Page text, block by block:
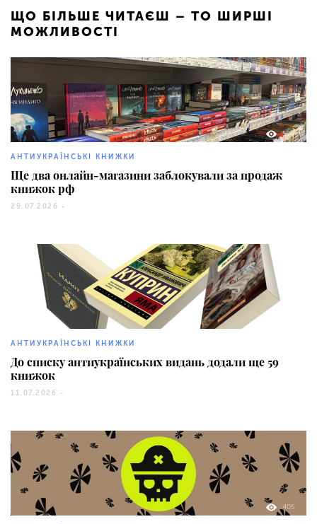
ЩО БІЛЬШЕ ЧИТАЄШ – ТО ШИРШІ
МОЖЛИВОСТІ
584
АНТИУКРАЇНСЬКІ КНИЖКИ
Ще два онлайн-магазини заблокували за продаж
книжок рф
29.07.2026 -
АНТИУКРАЇНСЬКІ КНИЖКИ
До списку антиукраїнських видань додали ще 59
книжок
11.07.2026 -
405